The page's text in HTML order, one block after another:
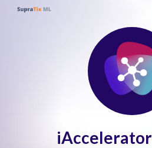
iAccelerator